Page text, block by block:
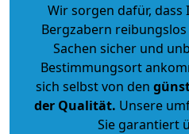
Wir sorgen dafür, dass
Bergzabern
Sachen sicher und
Bestimmungsort
sich selbst von den
der Qualität. Unsere
Sie garantiert